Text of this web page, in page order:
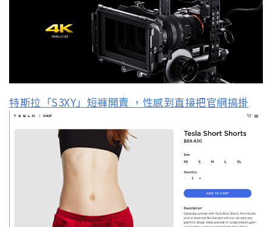
特斯拉「S3XY」短褲開賣 ，性感到直接把官網搞掛